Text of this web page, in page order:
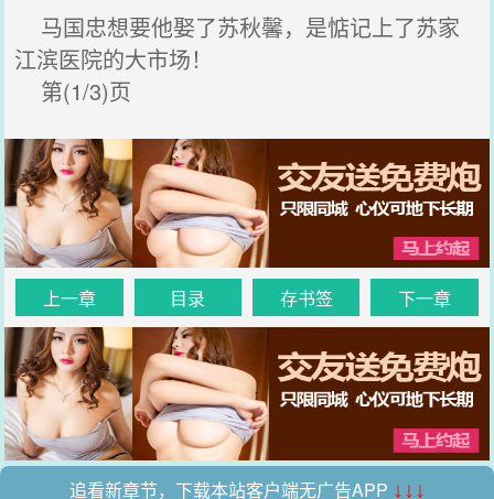
马国忠想要他娶了苏秋馨，是惦记上了苏家
江滨医院的大市场！
第(1/3)页
上一章 目录 存书签 下一章
追看新章节，下载本站客户端无广告APP ↓↓↓